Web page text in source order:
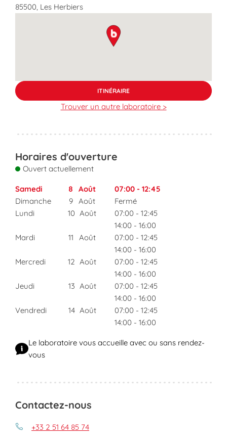
85500, Les Herbiers
map pin
ITINÉRAIRE
Trouver un autre laboratoire >
Horaires d'ouverture
Ouvert actuellement
Samedi 8 Août 07:00 - 12:45
Dimanche
9 Août
Fermé
Lundi
10 Août 07:00 - 12:45
14:00 - 16:00
Mardi
11 Août 07:00 - 12:45
14:00 - 16:00
Mercredi
12 Août 07:00 - 12:45
14:00 - 16:00
Jeudi
13 Août 07:00 - 12:45
14:00 - 16:00
Vendredi
14 Août 07:00 - 12:45
14:00 - 16:00
Le laboratoire vous accueille avec ou sans rendez-
vous
Contactez-nous
+33 2 51 64 85 74